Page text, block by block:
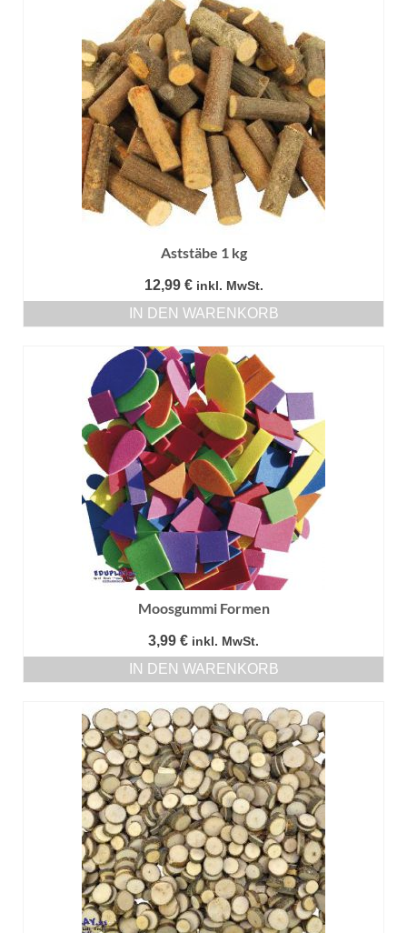
Aststäbe 1 kg
12,99 € inkl. MwSt.
IN DEN WARENKORB
Moosgummi Formen
3,99 € inkl. MwSt.
IN DEN WARENKORB